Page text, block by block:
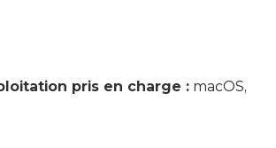
pris en charge : macOS,